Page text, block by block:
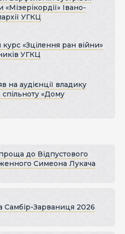
Івано-
УГКЦ
«Зцілення ран війни»
УГКЦ
на аудієнції владику
«Дому
до Відпустового
Симеона Лукача
Зарваниця 2026